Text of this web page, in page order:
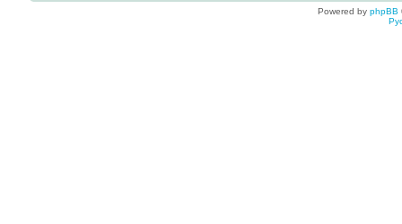
Powered by phpBB